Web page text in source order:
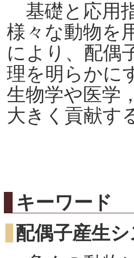
基礎と応用
様々な動物を
により、配偶
理を明らかに
生物学や医学
大きく貢献す
キーワード
配偶子産生